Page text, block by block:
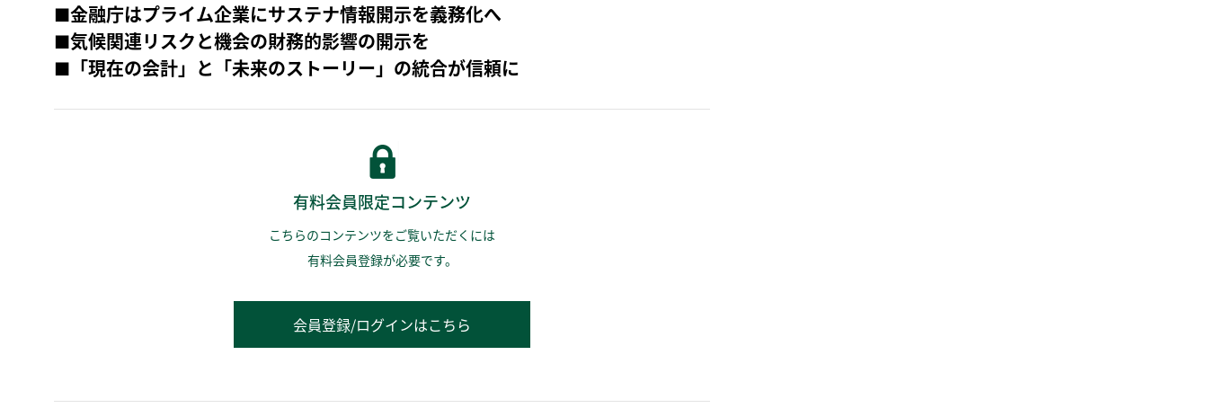
■金融庁はプライム企業にサステナ情報開示を義務化へ
■気候関連リスクと機会の財務的影響の開示を
■「現在の会計」と「未来のストーリー」の統合が信頼に
有料会員限定コンテンツ
こちらのコンテンツをご覧いただくには
有料会員登録が必要です。
会員登録/ログインはこちら